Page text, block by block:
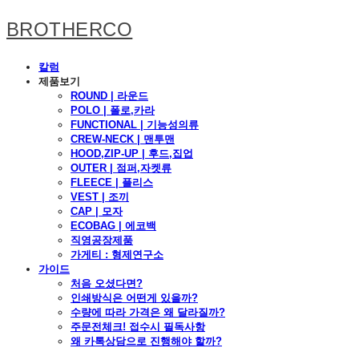
BROTHERCO
칼럼
제품보기
ROUND | 라운드
POLO | 폴로,카라
FUNCTIONAL | 기능성의류
CREW-NECK | 맨투맨
HOOD,ZIP-UP | 후드,집업
OUTER | 점퍼,자켓류
FLEECE | 플리스
VEST | 조끼
CAP | 모자
ECOBAG | 에코백
직영공장제품
가게티 : 형제연구소
가이드
처음 오셨다면?
인쇄방식은 어떤게 있을까?
수량에 따라 가격은 왜 달라질까?
주문전체크! 접수시 필독사항
왜 카톡상담으로 진행해야 할까?